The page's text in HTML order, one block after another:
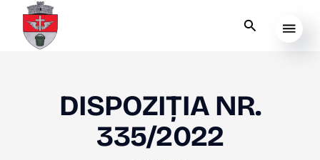
DISPOZIȚIA NR.
335/2022